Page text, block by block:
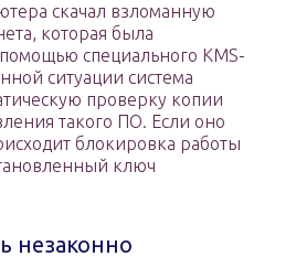
скачал взломанную
которая была
специального KMS-
ситуации система
проверку копии
такого ПО. Если оно
блокировка работы
ключ
незаконно